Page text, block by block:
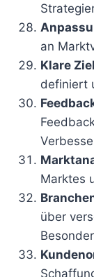
an
Klare
definiert
Marktes
über